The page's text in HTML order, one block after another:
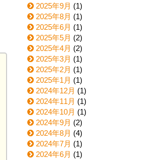
2025年9月 (1)
2025年8月 (1)
2025年6月 (1)
2025年5月 (2)
2025年4月 (2)
2025年3月 (1)
2025年2月 (1)
2025年1月 (1)
2024年12月 (1)
2024年11月 (1)
2024年10月 (1)
2024年9月 (2)
2024年8月 (4)
2024年7月 (1)
2024年6月 (1)